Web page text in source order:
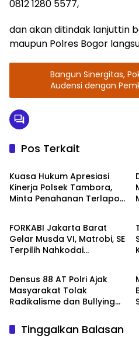
0812 1280 5577,
dan akan ditindak lanjuttin
maupun Polres Bogor
Bangun Sinergitas,
Audensi dengan
Pos Terkait
Kriminal
Kuasa Hukum Apresiasi
Kinerja Polsek Tambora,
Minta Penahanan Terlapor
Berita
FORKABI Jakarta Barat
Gelar Musda VI, Matrobi, SE
Terpilih Nahkodai
TNI - POLRI
Densus 88 AT Polri Ajak
Masyarakat Tolak
Radikalisme dan Bullying
di Car Free Day Makassar
Tinggalkan Balasan